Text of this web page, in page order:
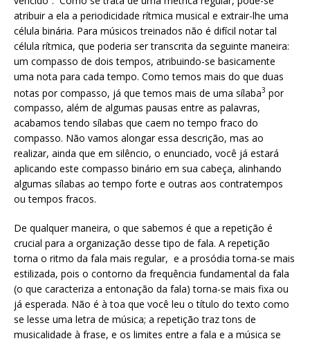
atribuir a ela a periodicidade rítmica musical e extrair-lhe uma
célula binária. Para músicos treinados não é difícil notar tal
célula rítmica, que poderia ser transcrita da seguinte maneira:
um compasso de dois tempos, atribuindo-se basicamente
uma nota para cada tempo. Como temos mais do que duas
notas por compasso, já que temos mais de uma sílaba3 por
compasso, além de algumas pausas entre as palavras,
acabamos tendo sílabas que caem no tempo fraco do
compasso. Não vamos alongar essa descrição, mas ao
realizar, ainda que em silêncio, o enunciado, você já estará
aplicando este compasso binário em sua cabeça, alinhando
algumas sílabas ao tempo forte e outras aos contratempos
ou tempos fracos.
De qualquer maneira, o que sabemos é que a repetição é
crucial para a organização desse tipo de fala. A repetição
torna o ritmo da fala mais regular, e a prosódia torna-se mais
estilizada, pois o contorno da frequência fundamental da fala
(o que caracteriza a entonação da fala) torna-se mais fixa ou
já esperada. Não é à toa que você leu o título do texto como
se lesse uma letra de música; a repetição traz tons de
musicalidade à frase, e os limites entre a fala e a música se